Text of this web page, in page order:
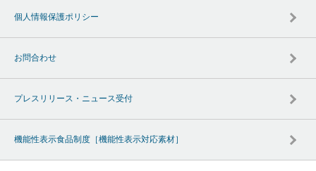
個人情報保護ポリシー
お問合わせ
プレスリリース・ニュース受付
機能性表示食品制度［機能性表示対応素材］